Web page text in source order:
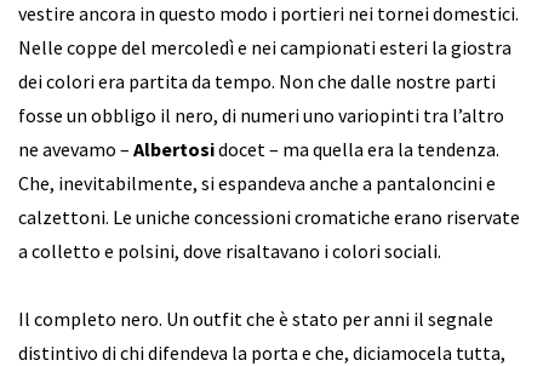
vestire ancora in questo modo i portieri nei tornei domestici.
Nelle coppe del mercoledì e nei campionati esteri la giostra
dei colori era partita da tempo. Non che dalle nostre parti
fosse un obbligo il nero, di numeri uno variopinti tra l’altro
ne avevamo – Albertosidocet – ma quella era la tendenza.
Che, inevitabilmente, si espandeva anche a pantaloncini e
calzettoni. Le uniche concessioni cromatiche erano riservate
a colletto e polsini, dove risaltavano i colori sociali.
Il completo nero. Un outfit che è stato per anni il segnale
distintivo di chi difendeva la porta e che, diciamocela tutta,